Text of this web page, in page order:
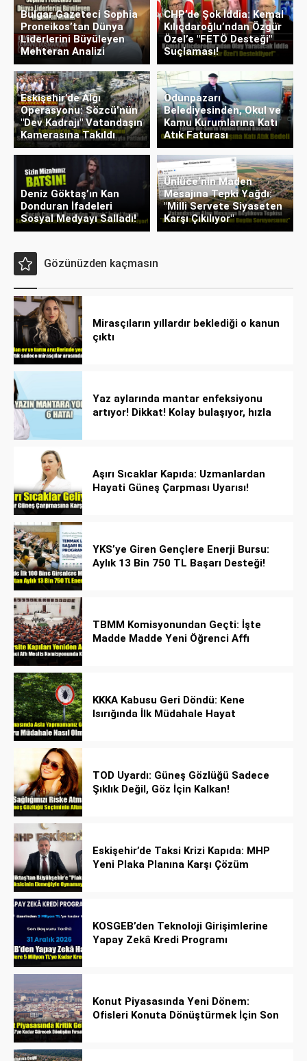
Bulgar Gazeteci Sophia
Proneikos’tan Dünya
Liderlerini Büyüleyen
Mehteran Analizi
CHP’de Şok İddia: Kemal
Kılıçdaroğlu’ndan Özgür
Özel’e "FETÖ Desteği"
Suçlaması!
Eskişehir’de Algı
Operasyonu: Sözcü’nün
"Dev Kadrajı" Vatandaşın
Kamerasına Takıldı
Odunpazarı
Belediyesinden, Okul ve
Kamu Kurumlarına Katı
Atık Faturası
Deniz Göktaş’ın Kan
Donduran İfadeleri
Sosyal Medyayı Salladı!
Ünlüce’nin Maden
Mesajına Tepki Yağdı:
"Milli Servete Siyaseten
Karşı Çıkılıyor"
Gözünüzden kaçmasın
Mirasçıların yıllardır beklediği o kanun
çıktı
Yaz aylarında mantar enfeksiyonu
artıyor! Dikkat! Kolay bulaşıyor, hızla
Aşırı Sıcaklar Kapıda: Uzmanlardan
Hayati Güneş Çarpması Uyarısı!
YKS’ye Giren Gençlere Enerji Bursu:
Aylık 13 Bin 750 TL Başarı Desteği!
TBMM Komisyonundan Geçti: İşte
Madde Madde Yeni Öğrenci Affı
KKKA Kabusu Geri Döndü: Kene
Isırığında İlk Müdahale Hayat
TOD Uyardı: Güneş Gözlüğü Sadece
Şıklık Değil, Göz İçin Kalkan!
Eskişehir’de Taksi Krizi Kapıda: MHP
Yeni Plaka Planına Karşı Çözüm
KOSGEB’den Teknoloji Girişimlerine
Yapay Zekâ Kredi Programı
Konut Piyasasında Yeni Dönem:
Ofisleri Konuta Dönüştürmek İçin Son